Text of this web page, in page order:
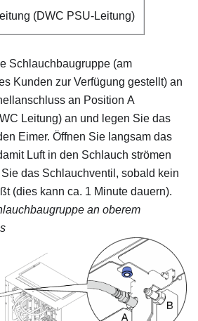
(DWC PSU-Leitung)
Schlauchbaugruppe (am
Kunden zur Verfügung gestellt) an
an Position A
Leitung) an und legen Sie das
Eimer. Öffnen Sie langsam das
Luft in den Schlauch strömen
das Schlauchventil, sobald kein
(dies kann ca. 1 Minute dauern).
an oberem